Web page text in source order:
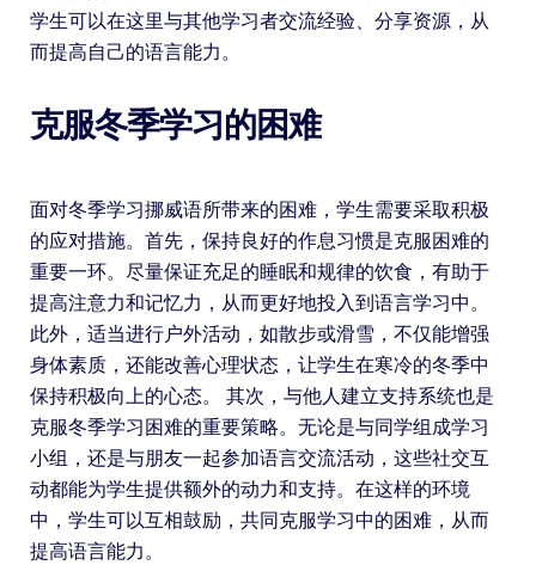
学生可以在这里与其他学习者交流经验、分享资源，从
而提高自己的语言能力。
克服冬季学习的困难
面对冬季学习挪威语所带来的困难，学生需要采取积极
的应对措施。首先，保持良好的作息习惯是克服困难的
重要一环。尽量保证充足的睡眠和规律的饮食，有助于
提高注意力和记忆力，从而更好地投入到语言学习中。
此外，适当进行户外活动，如散步或滑雪，不仅能增强
身体素质，还能改善心理状态，让学生在寒冷的冬季中
保持积极向上的心态。 其次，与他人建立支持系统也是
克服冬季学习困难的重要策略。无论是与同学组成学习
小组，还是与朋友一起参加语言交流活动，这些社交互
动都能为学生提供额外的动力和支持。在这样的环境
中，学生可以互相鼓励，共同克服学习中的困难，从而
提高语言能力。